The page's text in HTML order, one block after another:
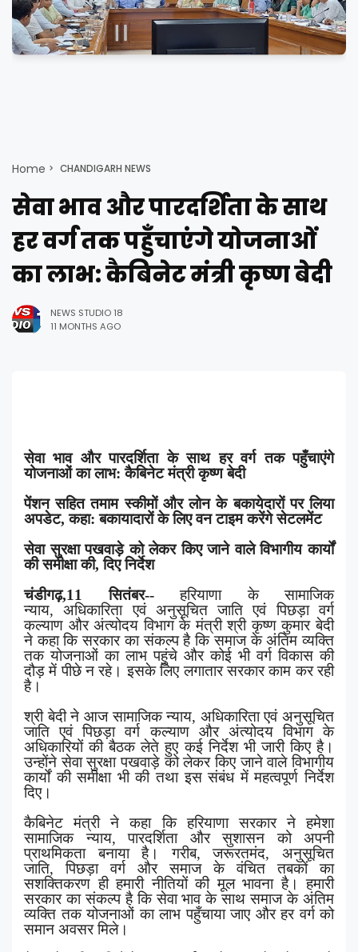
Home CHANDIGARH NEWS
सेवा भाव और पारदर्शिता के साथ
हर वर्ग तक पहुँचाएंगे योजनाओं
का लाभ: कैबिनेट मंत्री कृष्ण बेदी
NEWS STUDIO 18
11 MONTHS AGO
सेवा भाव और पारदर्शिता के साथ हर वर्ग तक पहुँचाएंगे
योजनाओं का लाभ: कैबिनेट मंत्री कृष्ण बेदी
पेंशन सहित तमाम स्कीमों और लोन के बकायेदारों पर लिया
अपडेट,कहा: बकायादारों के लिए वन टाइम करेंगे सेटलमेंट
सेवा सुरक्षा पखवाड़े को लेकर किए जाने वाले विभागीय कार्यों
की समीक्षा की,दिए निर्देश
चंडीगढ़,11 सितंबर--
हरियाणा के सामाजिक
न्याय,अधिकारिता एवं अनुसूचित जाति एवं पिछड़ा वर्ग
कल्याण और अंत्योदय विभाग के मंत्री श्री कृष्ण कुमार बेदी
ने कहा कि सरकार का संकल्प है कि समाज के अंतिम व्यक्ति
तक योजनाओं का लाभ पहुंचे और कोई भी वर्ग विकास की
दौड़ में पीछे न रहे। इसके लिए लगातार सरकार काम कर रही
है।
श्री बेदी ने आज सामाजिक न्याय, अधिकारिता एवं अनुसूचित
जाति एवं पिछड़ा वर्ग कल्याण और अंत्योदय विभाग के
अधिकारियों की बैठक लेते हुए कई निर्देश भी जारी किए है।
उन्होंने सेवा सुरक्षा पखवाड़े को लेकर किए जाने वाले विभागीय
कार्यों की समीक्षा भी की तथा इस संबंध में महत्वपूर्ण निर्देश
दिए।
कैबिनेट मंत्री ने कहा कि हरियाणा सरकार ने हमेशा
सामाजिक न्याय,पारदर्शिता और सुशासन को अपनी
प्राथमिकता बनाया है। गरीब,जरूरतमंद,अनुसूचित
जाति,पिछड़ा वर्ग और समाज के वंचित तबकों का
सशक्तिकरण ही हमारी नीतियों की मूल भावना है। हमारी
सरकार का संकल्प है कि सेवा भाव के साथ समाज के अंतिम
व्यक्ति तक योजनाओं का लाभ पहुँचाया जाए और हर वर्ग को
समान अवसर मिले।